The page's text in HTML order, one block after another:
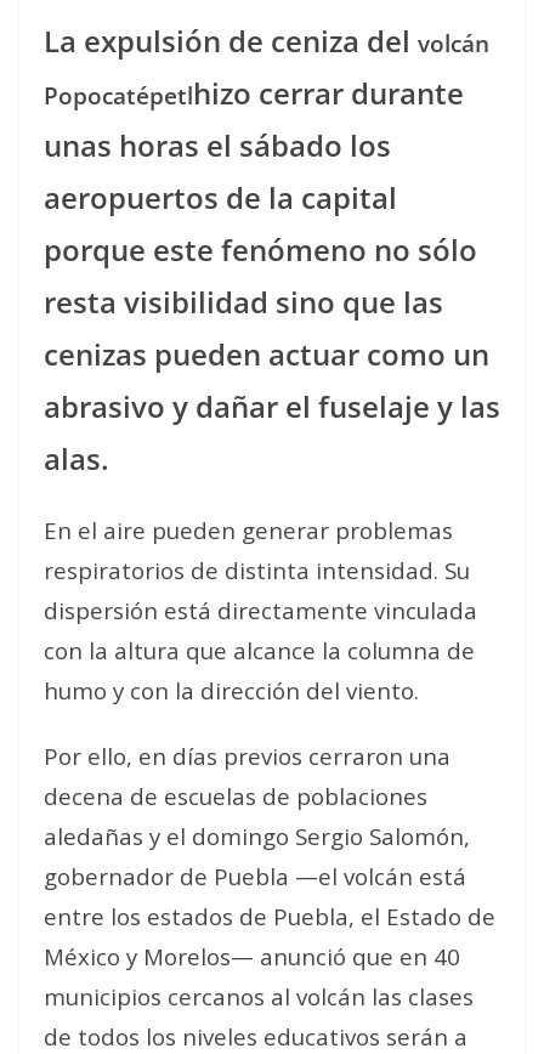
La expulsión de ceniza del volcán
Popocatépetlhizo cerrar durante
unas horas el sábado los
aeropuertos de la capital
porque este fenómeno no sólo
resta visibilidad sino que las
cenizas pueden actuar como un
abrasivo y dañar el fuselaje y las
alas.
En el aire pueden generar problemas
respiratorios de distinta intensidad. Su
dispersión está directamente vinculada
con la altura que alcance la columna de
humo y con la dirección del viento.
Por ello, en días previos cerraron una
decena de escuelas de poblaciones
aledañas y el domingo Sergio Salomón,
gobernador de Puebla —el volcán está
entre los estados de Puebla, el Estado de
México y Morelos— anunció que en 40
municipios cercanos al volcán las clases
de todos los niveles educativos serán a